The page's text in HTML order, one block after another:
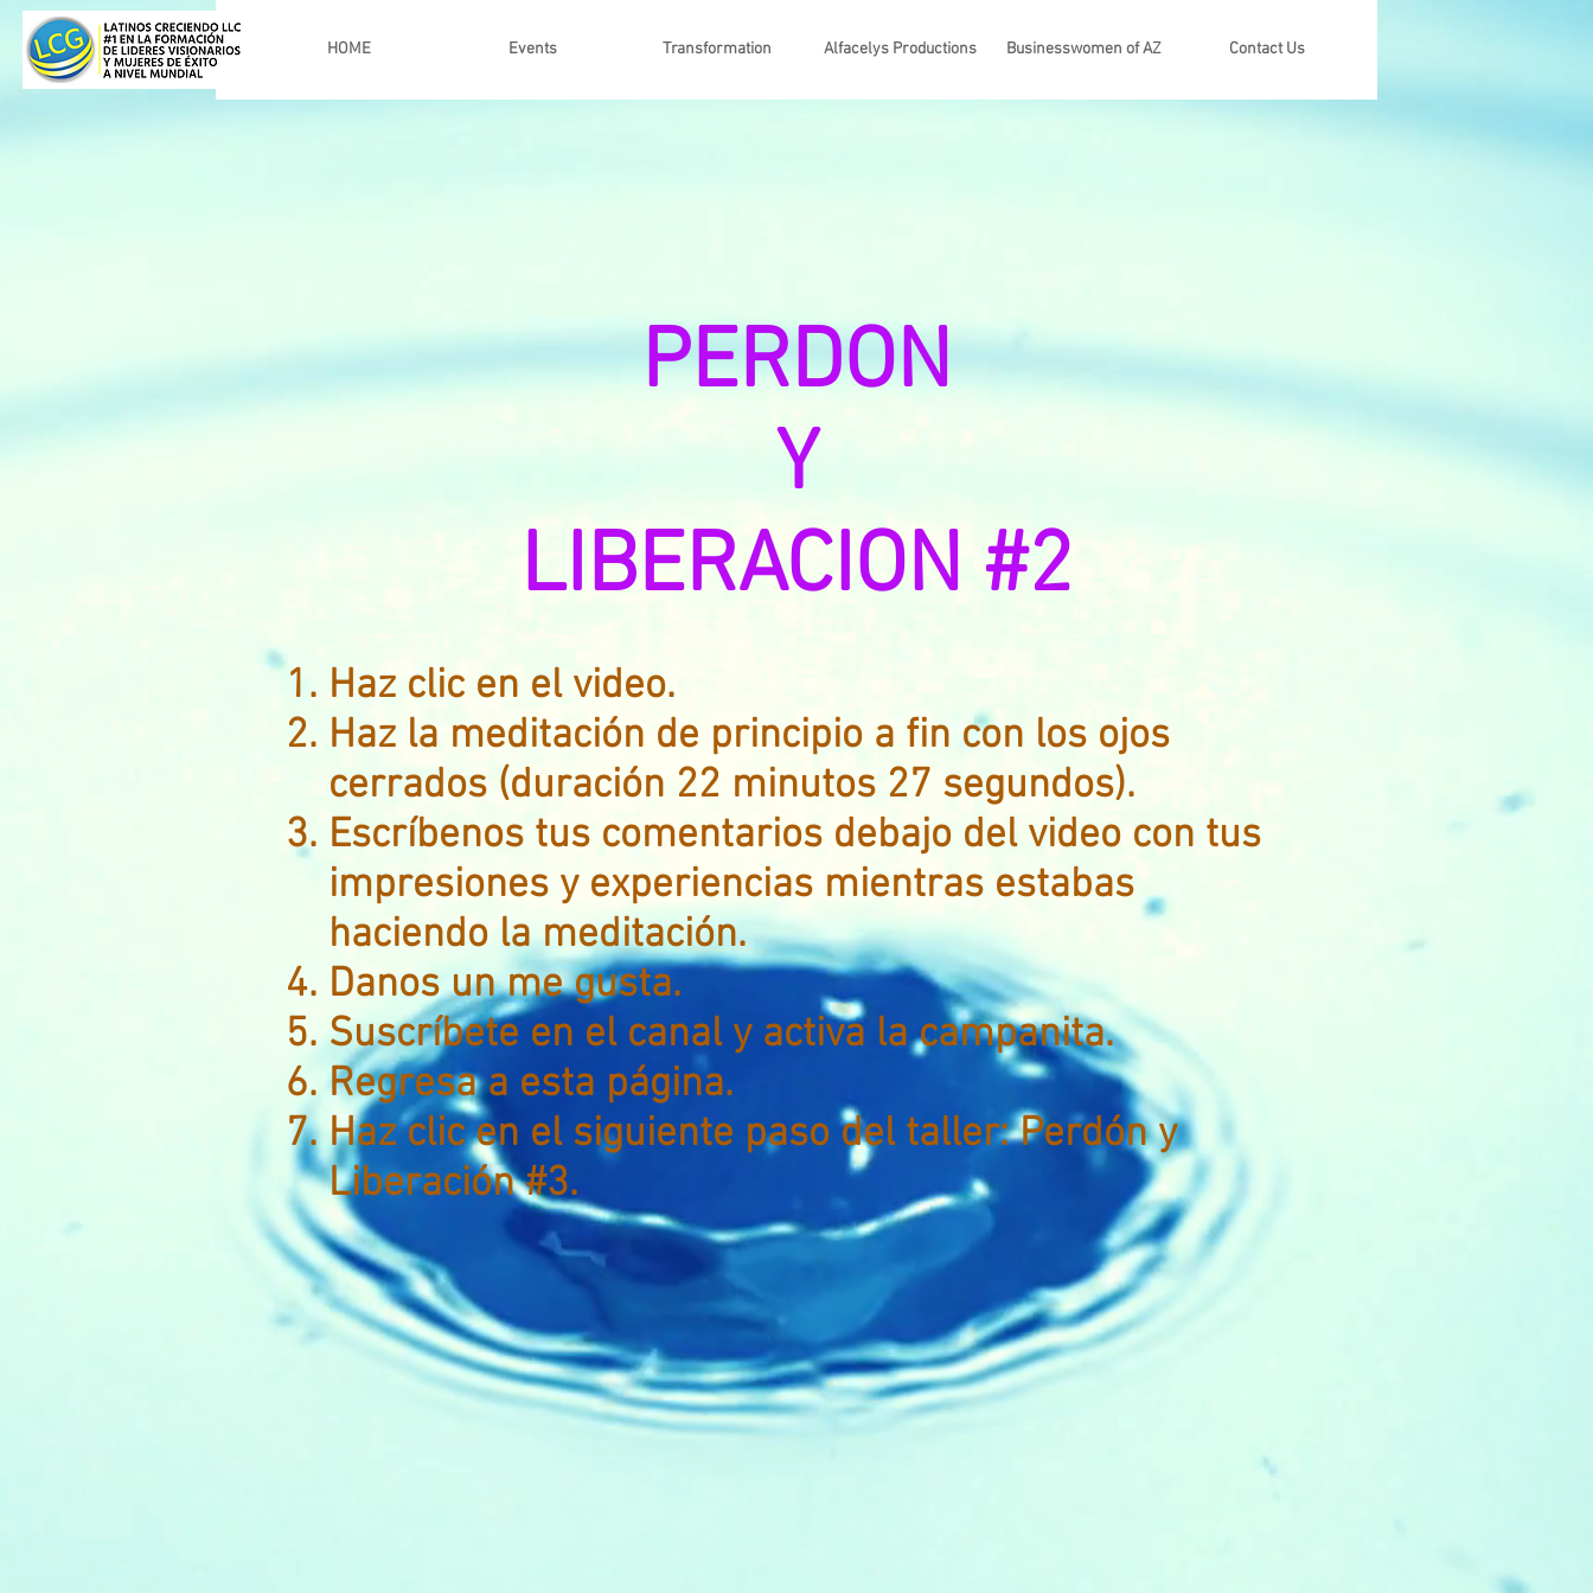
HOME Events Transformation Alfacelys Productions Businesswomen of AZ Contact Us
PERDON
Y
LIBERACION #2
Haz clic en el video.
Haz la meditación de principio a fin con los ojos
cerrados (duración 22 minutos 27 segundos).
Escríbenos tus comentarios debajo del video con tus
impresiones y experiencias mientras estabas
haciendo la meditación.
Danos un me gusta.
Suscríbete en el canal y activa la campanita.
Regresa a esta página.
Haz clic en el siguiente paso del taller: Perdón y
Liberación #3.